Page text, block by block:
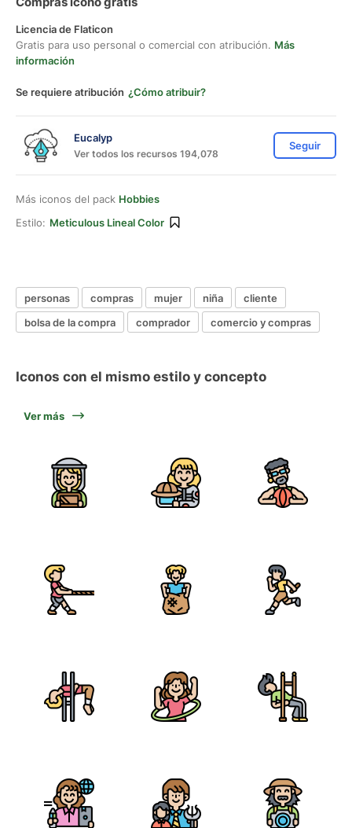
Licencia de Flaticon
Gratis para uso personal o comercial con atribución. Más
información
Se requiere atribución ¿Cómo atribuir?
Eucalyp
Ver todos los recursos 194,078
Seguir
Más iconos del pack Hobbies
Estilo: Meticulous Lineal Color
personas compras mujer niña
cliente
bolsa de la compra
comprador comercio y compras
Iconos con el mismo estilo y concepto
Ver más